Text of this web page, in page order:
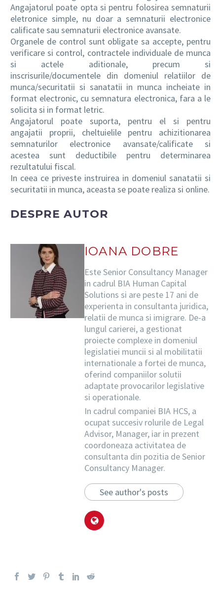
Angajatorul poate opta si pentru folosirea semnaturii
eletronice simple, nu doar a semnaturii electronice
calificate sau semnaturii electronice avansate.
Organele de control sunt obligate sa accepte, pentru
verificare si control, contractele individuale de munca
si actele aditionale, precum si
inscrisurile/documentele din domeniul relatiilor de
munca/securitatii si sanatatii in munca incheiate in
format electronic, cu semnatura electronica, fara a le
solicita si in format letric.
Angajatorul poate suporta, pentru el si pentru
angajatii proprii, cheltuielile pentru achizitionarea
semnaturilor electronice avansate/calificate si
acestea sunt deductibile pentru determinarea
rezultatului fiscal.
In ceea ce priveste instruirea in domeniul sanatatii si
securitatii in munca, aceasta se poate realiza si online.
DESPRE AUTOR
IOANA DOBRE
Este Senior Consultancy Manager
in cadrul BIA Human Capital
Solutions si are peste 17 ani de
experienta in consultanta juridica,
relatii de munca si imigrare. De-a
lungul carierei, a gestionat
proiecte complexe in domeniul
legislatiei muncii si al mobilitatii
internationale a fortei de munca,
oferind companiilor solutii
adaptate provocarilor legislative
si operationale.
In cadrul companiei BIA HCS, a
ocupat succesiv rolurile de Legal
Advisor, Manager, iar in prezent
coordoneaza activitatea de
consultanta din pozitia de Senior
Consultancy Manager.
See author's posts